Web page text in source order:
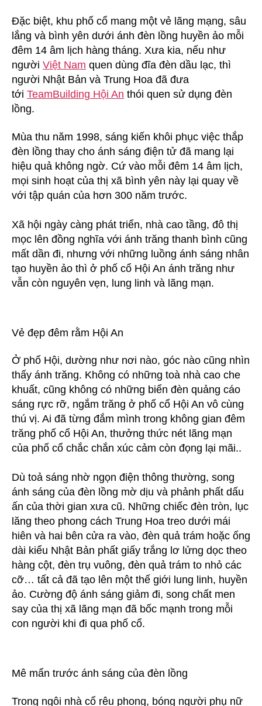
Ðặc biệt, khu phố cổ mang một vẻ lãng mạng, sâu
lắng và bình yên dưới ánh đèn lồng huyền ảo mỗi
đêm 14 âm lịch hàng tháng. Xưa kia, nếu như
người Việt Nam quen dùng đĩa đèn dầu lạc, thì
người Nhật Bản và Trung Hoa đã đưa
tới TeamBuilding Hội An thói quen sử dụng đèn
lồng.
Mùa thu năm 1998, sáng kiến khôi phục việc thắp
đèn lồng thay cho ánh sáng điện tử đã mang lại
hiệu quả không ngờ. Cứ vào mỗi đêm 14 âm lịch,
mọi sinh hoạt của thị xã bình yên này lại quay về
với tập quán của hơn 300 năm trước.
Xã hội ngày càng phát triển, nhà cao tầng, đô thị
mọc lên đồng nghĩa với ánh trăng thanh bình cũng
mất dần đi, nhưng với những luồng ánh sáng nhân
tạo huyền ảo thì ở phố cổ Hội An ánh trăng như
vẫn còn nguyên vẹn, lung linh và lãng mạn.
Vẻ đẹp đêm rằm Hội An
Ở phố Hội, dường như nơi nào, góc nào cũng nhìn
thấy ánh trăng. Không có những toà nhà cao che
khuất, cũng không có những biển đèn quảng cáo
sáng rực rỡ, ngắm trăng ở phố cổ Hội An vô cùng
thú vị. Ai đã từng đắm mình trong không gian đêm
trăng phố cổ Hội An, thưởng thức nét lãng mạn
của phố cổ chắc chắn xúc cảm còn đọng lại mãi..
Dù toả sáng nhờ ngọn điện thông thường, song
ánh sáng của đèn lồng mờ dịu và phảnh phất dấu
ấn của thời gian xưa cũ. Những chiếc đèn tròn, lục
lăng theo phong cách Trung Hoa treo dưới mái
hiên và hai bên cửa ra vào, đèn quả trám hoặc ống
dài kiểu Nhật Bản phất giấy trắng lơ lửng dọc theo
hàng cột, đèn trụ vuông, đèn quả trám to nhỏ các
cỡ… tất cả đã tạo lên một thế giới lung linh, huyền
ảo. Cường độ ánh sáng giảm đi, song chất men
say của thị xã lãng mạn đã bốc mạnh trong mỗi
con người khi đi qua phố cổ.
Mê mẩn trước ánh sáng của đèn lồng
Trong ngôi nhà cổ rêu phong, bóng người phụ nữ